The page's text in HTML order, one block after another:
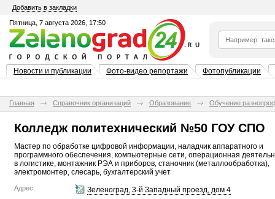
Добавить в закладки
Пятница, 7 августа 2026, 17:50
Новости и публикации Фото-видео репортажи Фотопубликации
Главная Справочник организаций Образование Обучение
Колледж политехнический №50 ГОУ СПО
Мастер по обработке цифровой информации, наладчик аппаратного и
программного обеспечения, компьютерные сети, операционная
в логистике, монтажник РЭА и приборов, станочник (металлообработка),
электромонтер, слесарь, бухгалтерский учет
Адрес: Зеленоград, 3-й Западный проезд, дом 4